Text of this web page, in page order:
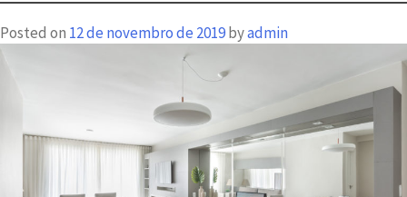
Posted on 12 de novembro de 2019byadmin